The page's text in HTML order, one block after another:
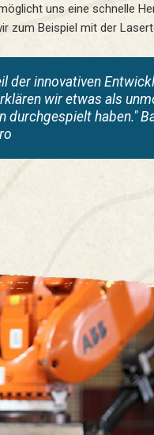
uns eine schnelle
zum Beispiel mit der
der innovativen
wir etwas als
durchgespielt haben."